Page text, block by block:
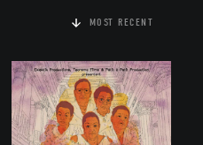
MOST RECENT